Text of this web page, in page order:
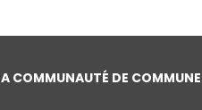
COMMUNAUTÉ DE